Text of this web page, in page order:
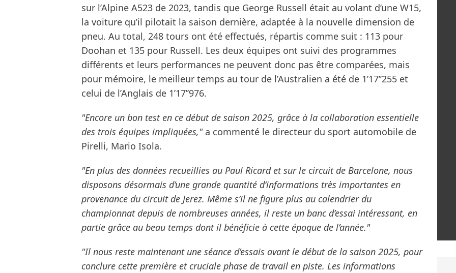
sur l’Alpine A523 de 2023, tandis que George Russell était au volant d’une W15,
la voiture qu’il pilotait la saison dernière, adaptée à la nouvelle dimension de
pneu. Au total, 248 tours ont été effectués, répartis comme suit : 113 pour
Doohan et 135 pour Russell. Les deux équipes ont suivi des programmes
différents et leurs performances ne peuvent donc pas être comparées, mais
pour mémoire, le meilleur temps au tour de l’Australien a été de 1’17’’255 et
celui de l’Anglais de 1’17’’976.
"Encore un bon test en ce début de saison 2025, grâce à la collaboration essentielle
des trois équipes impliquées,"a commenté le directeur du sport automobile de
Pirelli, Mario Isola.
"En plus des données recueillies au Paul Ricard et sur le circuit de Barcelone, nous
disposons désormais d’une grande quantité d’informations très importantes en
provenance du circuit de Jerez. Même s’il ne figure plus au calendrier du
championnat depuis de nombreuses années, il reste un banc d’essai intéressant, en
partie grâce au beau temps dont il bénéficie à cette époque de l’année."
"Il nous reste maintenant une séance d’essais avant le début de la saison 2025, pour
conclure cette première et cruciale phase de travail en piste. Les informations